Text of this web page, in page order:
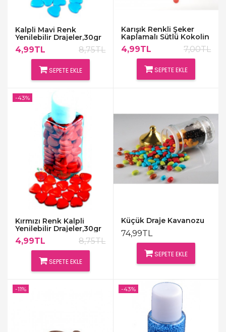
Kalpli Mavi Renk
Yenilebilir Drajeler,30gr
4,99TL 8,75TL
SEPETE EKLE
Karışık Renkli Şeker
Kaplamalı Sütlü Kokolin
Draje 30 Gr
4,99TL 7,00TL
SEPETE EKLE
Kırmızı Renk Kalpli
Yenilebilir Drajeler,30gr
4,99TL 8,75TL
SEPETE EKLE
-43%
Küçük Draje Kavanozu
74,99TL
SEPETE EKLE
-11% -43%